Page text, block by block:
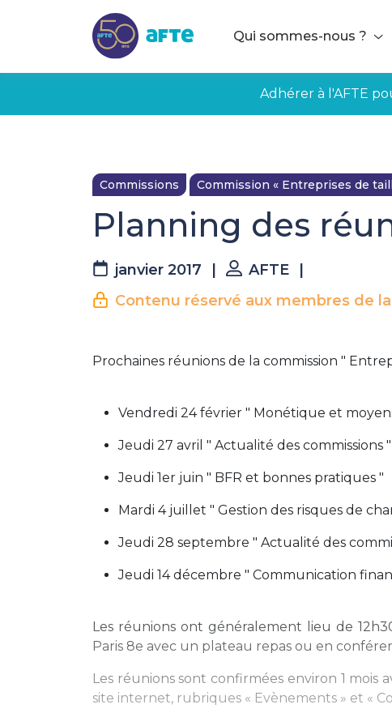
Qui sommes-nous ?
Adhérer à l'AFTE
Commissions Commission « Entreprises de
Planning des
janvier 2017 AFTE
Contenu réservé aux membres de
Prochaines réunions de la commission "
Vendredi 24 février " Monétique et
Jeudi 27 avril " Actualité des commissions "
Jeudi 1er juin " BFR et bonnes pratiques "
Mardi 4 juillet " Gestion des risques de
Jeudi 28 septembre " Actualité des
Jeudi 14 décembre " Communication
Les réunions ont généralement lieu de
Paris 8e avec un plateau repas ou en
Les réunions sont confirmées environ 1 mois
site internet, rubriques « Evènements » et «